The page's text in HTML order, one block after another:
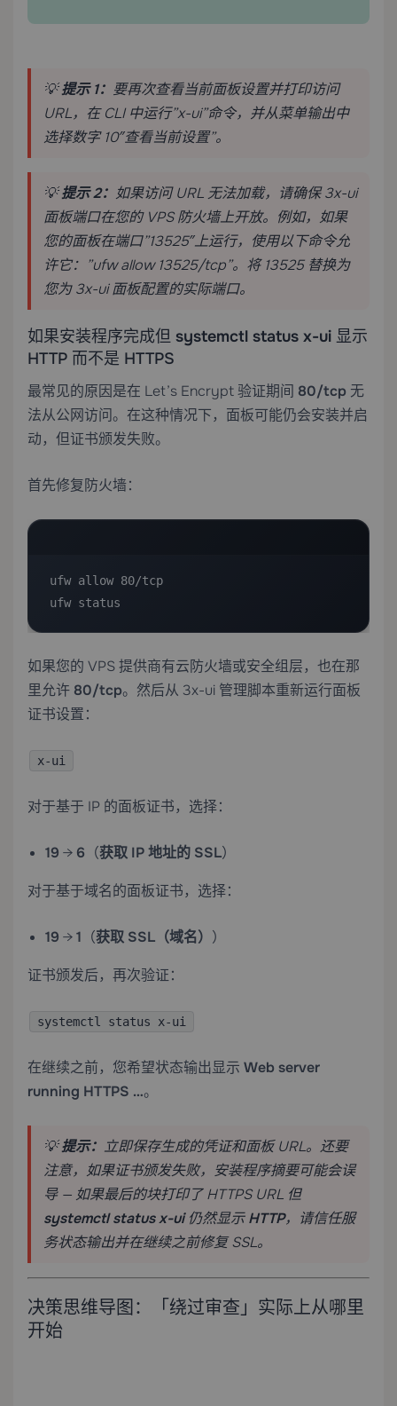
💡提示 1： 要再次查看当前面板设置并打印访问
URL，在 CLI 中运行”x-ui”命令，并从菜单输出中
选择数字 10″查看当前设置”。
💡提示 2： 如果访问 URL 无法加载，请确保 3x-ui
面板端口在您的 VPS 防火墙上开放。例如，如果
您的面板在端口”13525″上运行，使用以下命令允
许它：”ufw allow 13525/tcp”。将 13525 替换为
您为 3x-ui 面板配置的实际端口。
如果安装程序完成但 systemctl status x-ui 显示
HTTP 而不是 HTTPS
最常见的原因是在 Let’s Encrypt 验证期间 80/tcp 无
法从公网访问。在这种情况下，面板可能仍会安装并启
动，但证书颁发失败。
首先修复防火墙：
ufw allow 80/tcp
ufw status
如果您的 VPS 提供商有云防火墙或安全组层，也在那
里允许 80/tcp。然后从 3x-ui 管理脚本重新运行面板
证书设置：
x-ui
对于基于 IP 的面板证书，选择：
19 → 6 （获取 IP 地址的 SSL）
对于基于域名的面板证书，选择：
19 →1 （获取 SSL（域名） ）
证书颁发后，再次验证：
systemctl status x-ui
在继续之前，您希望状态输出显示 Web server
running HTTPS …。
💡提示： 立即保存生成的凭证和面板 URL。还要
注意，如果证书颁发失败，安装程序摘要可能会误
导 — 如果最后的块打印了 HTTPS URL 但
systemctl status x-ui仍然显示HTTP，请信任服
务状态输出并在继续之前修复 SSL。
决策思维导图：「绕过审查」实际上从哪里
开始